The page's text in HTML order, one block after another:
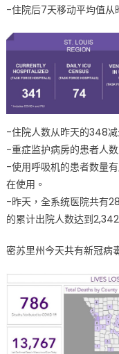
-住院后7天移动平均值从
-住院人数从昨天的348减
-重症监护病房的患者人
-使用呼吸机的患者数量
在使用。
-昨天，全系统医院共有
的累计出院人数达到2,342
密苏里州今天共有新冠病